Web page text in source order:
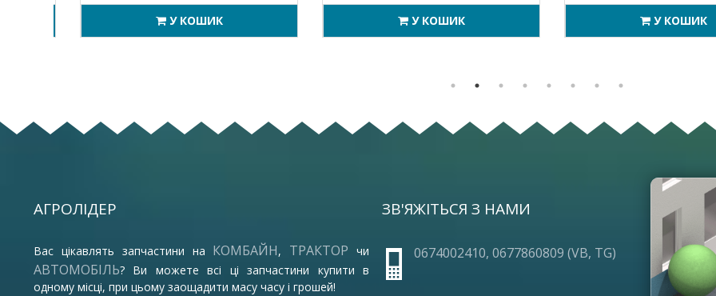
У КОШИК У КОШИК У КОШИК
АГРОЛІДЕР
Вас цікавлять запчастини на КОМБАЙН, ТРАКТОРчи
АВТОМОБІЛЬ? Ви можете всі ці запчастини купити в
одному місці, при цьому заощадити масу часу і грошей!
ЗВ'ЯЖІТЬСЯ З НАМИ
0674002410, 0677860809 (VB, TG)
ПРО